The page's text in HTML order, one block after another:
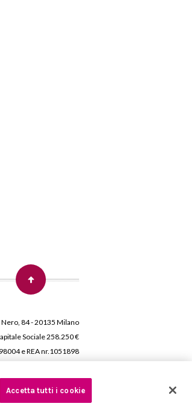
84 - 20135 Milano
Sociale 258.250 €
e REA nr.1051898
Accetta tutti i cookie